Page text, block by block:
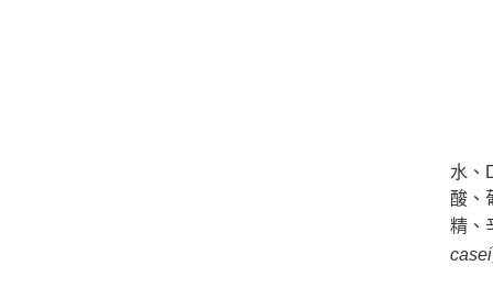
水、
酸、
精、
casei